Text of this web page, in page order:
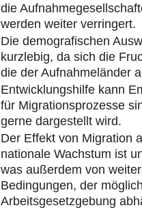
die
werden weiter verringert.
Die demografischen
kurzlebig, da sich die
die der Aufnahmeländer
Entwicklungshilfe kann
für Migrationsprozesse
gerne dargestellt wird.
Der Effekt von Migration
nationale Wachstum ist
was außerdem von
Bedingungen, der
Arbeitsgesetzgebung